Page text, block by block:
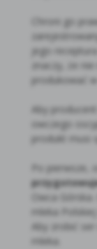
Chroni go
jego
znaczy, że
produkować
Aby
owczego
produkt musi
Po pierwsze,
Owca
mleka
Aby zrobić
mleka.